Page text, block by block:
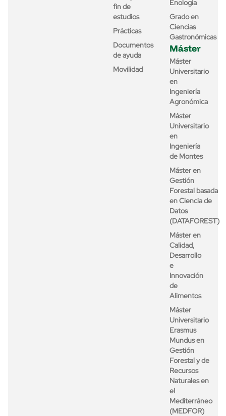
fin de
estudios
Prácticas
Documentos
de ayuda
Movilidad
Enología
Grado en
Ciencias
Gastronómicas
Máster
Máster
Universitario
en
Ingeniería
Agronómica
Máster
Universitario
en
Ingeniería
de Montes
Máster en
Gestión
Forestal basada
en Ciencia de
Datos
(DATAFOREST)
Máster en
Calidad,
Desarrollo
e
Innovación
de
Alimentos
Máster
Universitario
Erasmus
Mundus en
Gestión
Forestal y de
Recursos
Naturales en
el
Mediterráneo
(MEDFOR)